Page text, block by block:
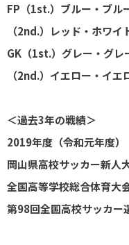
FP（1st.）ブルー・ブル
（2nd.）レッド・ホワイ
GK（1st.）グレー・グレ
（2nd.）イエロー・イエ
＜過去3年の戦績＞
2019年度（令和元年度）
岡山県高校サッカー新人
全国高等学校総合体育大
第98回全国高校サッカー